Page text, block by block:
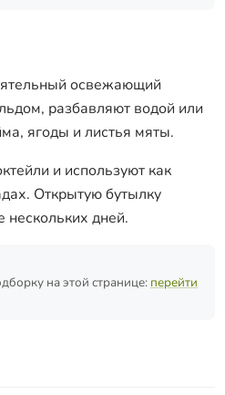
освежающий
разбавляют водой или
ягоды и листья мяты.
и используют как
Открытую бутылку
нескольких дней.
на этой странице: перейти